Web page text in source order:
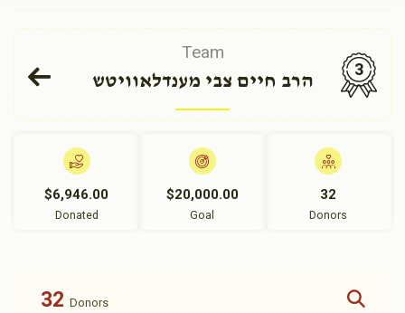
Team
הרב חיים צבי מענדלאוויטש
3
$6,946.00
Donated
$20,000.00
Goal
32
Donors
32 Donors